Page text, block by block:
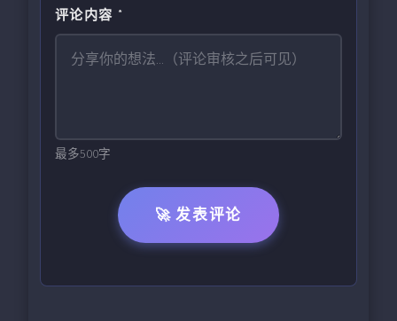
评论内容 *
最多500字
🚀 发表评论